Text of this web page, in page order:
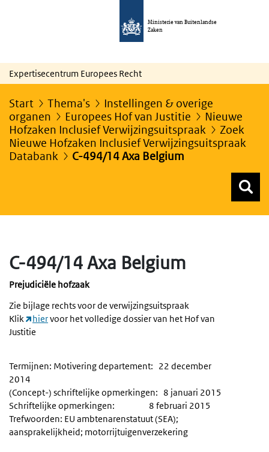
Ministerie van Buitenlandse
Zaken
Expertisecentrum Europees Recht
Start Thema's
Instellingen & overige
organen
Europees Hof van Justitie
Nieuwe
Hofzaken Inclusief Verwijzingsuitspraak
Zoek
Nieuwe Hofzaken Inclusief Verwijzingsuitspraak
Databank
C-494/14 Axa Belgium
C-494/14 Axa Belgium
Prejudiciële hofzaak
Zie bijlage rechts voor de verwijzingsuitspraak
Klik
hiervoor het volledige dossier van het Hof van
Justitie
Termijnen: Motivering departement: 22 december
2014
(Concept-) schriftelijke opmerkingen: 8 januari 2015
Schriftelijke opmerkingen: 8 februari 2015
Trefwoorden: EU ambtenarenstatuut (SEA);
aansprakelijkheid; motorrijtuigenverzekering